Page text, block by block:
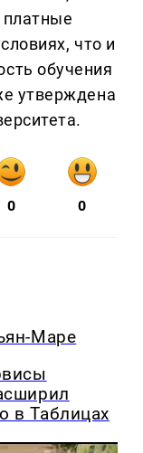
что и
обучения
утверждена
0 0
Маре
в Таблицах